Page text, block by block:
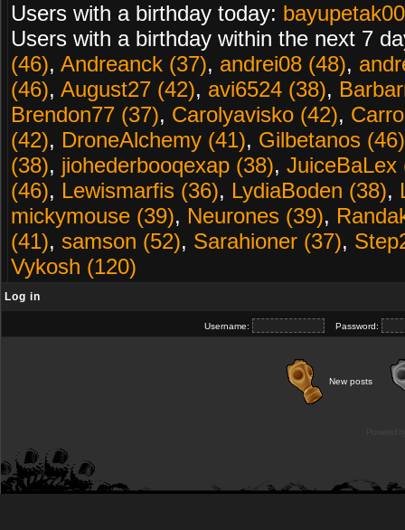
Users with a birthday today:
Users with a birthday within the next 7
(46), Andreanck (37), andrei08 (48),
(46), August27 (42), avi6524 (38),
Brendon77 (37), Carolyavisko (42),
(42), DroneAlchemy (41), Gilbetanos (46)
(38), jiohederbooqexap (38), JuiceBaLex
(46), Lewismarfis (36), LydiaBoden (38),
mickymouse (39), Neurones (39),
(41), samson (52), Sarahioner (37),
Vykosh (120)
Log in
Username: Password:
New posts